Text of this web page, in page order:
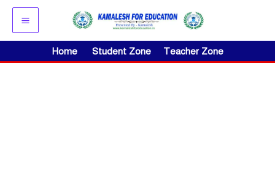
Skip
content
Home Student Zone Teacher Zone